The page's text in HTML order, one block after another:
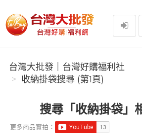
台灣大批發｜台灣好購福利社
台灣大批發｜台灣好購福利社
收納掛袋搜尋 (第1頁)
搜尋「收納掛袋」
更多商品實拍：